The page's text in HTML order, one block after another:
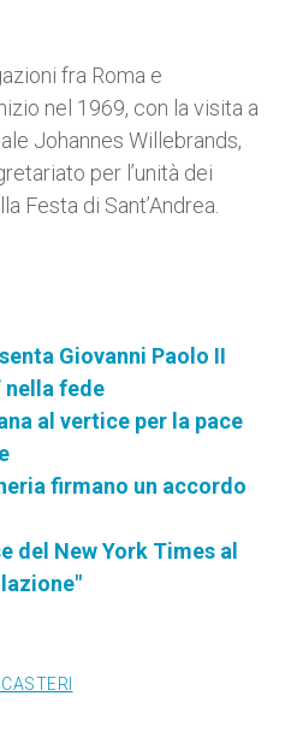
fra Roma e
nel 1969, con la visita a
Johannes Willebrands,
per l’unità dei
Festa di Sant’Andrea.
Giovanni Paolo II
nella fede
al vertice per la pace
firmano un accordo
del New York Times al